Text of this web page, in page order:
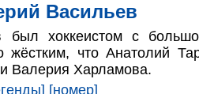
Васильев
был хоккеистом с
жёстким, что Анатолий
Валерия Харламова.
[номер]